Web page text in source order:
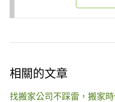
相關的文章
找搬家公司不踩雷，搬家